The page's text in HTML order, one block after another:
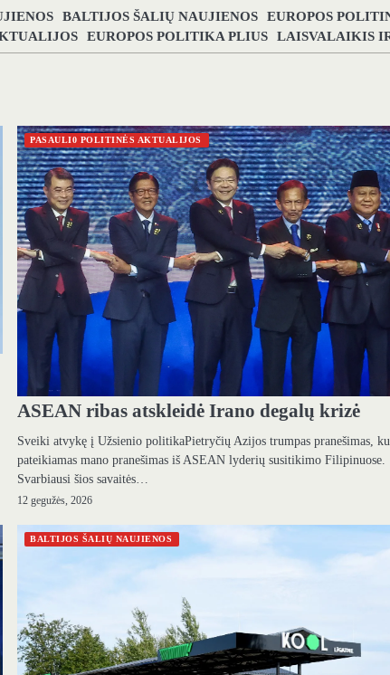
BALTIJOS ŠALIŲ NAUJIENOS EUROPOS
EUROPOS POLITIKA PLIUS LAISVALAIKIS
PASAULI0 POLITINĖS AKTUALIJOS
ASEAN ribas atskleidė Irano degalų krizė
Sveiki atvykę į Užsienio politikaPietryčių Azijos trumpas pranešimas,
pateikiamas mano pranešimas iš ASEAN lyderių susitikimo Filipinuose.
Svarbiausi šios savaitės…
12 gegužės, 2026
BALTIJOS ŠALIŲ NAUJIENOS